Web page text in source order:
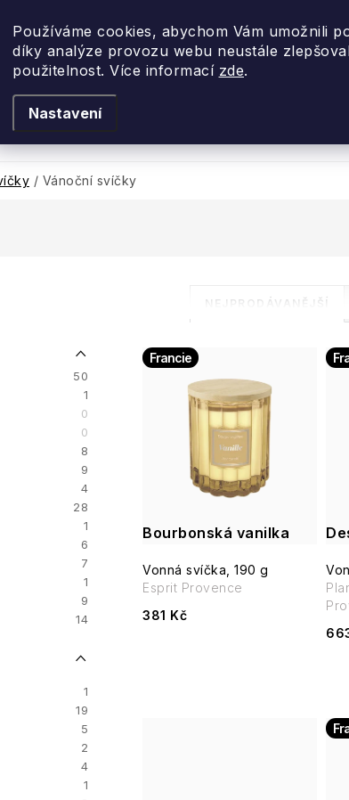
Používáme cookies, abychom Vám umožnili
díky analýze provozu webu neustále
použitelnost. Více informací zde.
Nastavení
vůně
/ Vánoční svíčky
50
1
0
0
8
9
4
28
1
6
7
1
9
14
10
1
19
5
2
4
1
Ř
a
z
e
n
í
p
r
o
NEJPRODÁVANĚJŠÍ
V
p
r
o
Bourbonská vanilka
Francie
Vonná svíčka, 190 g
381 Kč
Esprit Provence